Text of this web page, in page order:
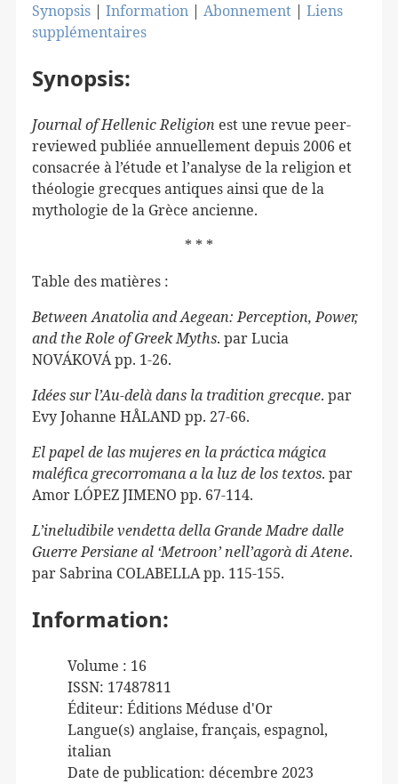
Synopsis | Information | Abonnement | Liens
supplémentaires
Synopsis:
Journal of Hellenic Religion est une revue peer-
reviewed publiée annuellement depuis 2006 et
consacrée à l’étude et l’analyse de la religion et
théologie grecques antiques ainsi que de la
mythologie de la Grèce ancienne.
* * *
Table des matières :
Between Anatolia and Aegean: Perception, Power,
and the Role of Greek Myths. parLucia
NOVÁKOVÁpp. 1-26.
Idées sur l’Au-delà dans la tradition grecque. par
Evy Johanne HÅLAND pp. 27-66.
El papel de las mujeres en la práctica mágica
maléfica grecorromana a la luz de los textos. par
AmorLÓPEZJIMENO pp. 67-114.
L’ineludibile vendetta della Grande Madre dalle
Guerre Persiane al ‘Metroon’ nell’agorà di Atene.
parSabrina COLABELLApp. 115-155.
Information:
Volume : 16
ISSN: 17487811
Éditeur: Éditions Méduse d'Or
Langue(s) anglaise, français, espagnol,
italian
Date de publication: décembre 2023